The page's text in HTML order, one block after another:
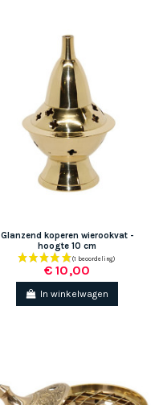
Glanzend koperen wierookvat -
hoogte 10 cm
€ 10,00
In winkelwagen